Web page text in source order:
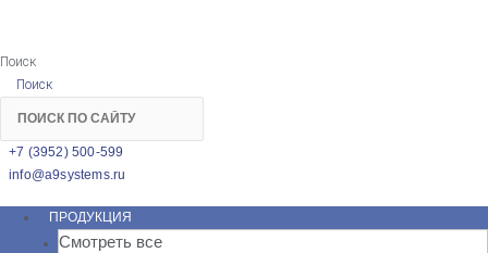
Поиск
Поиск
+7 (3952) 500-599
info@a9systems.ru
ПРОДУКЦИЯ
Смотреть все